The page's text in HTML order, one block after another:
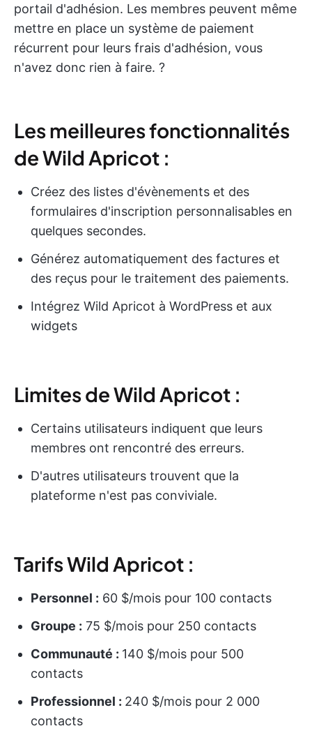
portail d'adhésion. Les membres peuvent même
mettre en place un système de paiement
récurrent pour leurs frais d'adhésion, vous
n'avez donc rien à faire. ?
Les meilleures fonctionnalités
de Wild Apricot :
Créez des listes d'évènements et des
formulaires d'inscription personnalisables en
quelques secondes.
Générez automatiquement des factures et
des reçus pour le traitement des paiements.
Intégrez Wild Apricot à WordPress et aux
widgets
Limites de Wild Apricot :
Certains utilisateurs indiquent que leurs
membres ont rencontré des erreurs.
D'autres utilisateurs trouvent que la
plateforme n'est pas conviviale.
Tarifs Wild Apricot :
Personnel : 60 $/mois pour 100 contacts
Groupe : 75 $/mois pour 250 contacts
Communauté : 140 $/mois pour 500
contacts
Professionnel : 240 $/mois pour 2 000
contacts